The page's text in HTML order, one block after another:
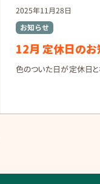
12月 定休日のお
色のついた日が定休日と
お知らせ
2025年11月28日